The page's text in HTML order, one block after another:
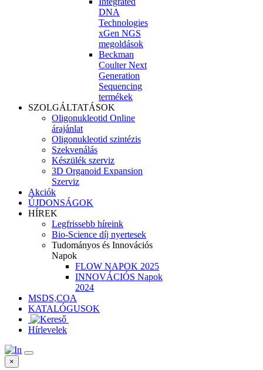
DNA
Technologies
xGen NGS
megoldások
Beckman
Coulter Next
Generation
Sequencing
termékek
SZOLGÁLTATÁSOK
Oligonukleotid Online
árajánlat
Oligonukleotid szintézis
Szekvenálás
Készülék szerviz
3D Organoid Expansion
Szerviz
Akciók
ÚJDONSÁGOK
HÍREK
Legfrissebb híreink
Bio-Science díj nyertesek
Tudományos és Innovációs
Napok
FLOW NAPOK 2025
INNOVÁCIÓS Napok
2024
MSDS,COA
KATALÓGUSOK
Hírlevelek
×